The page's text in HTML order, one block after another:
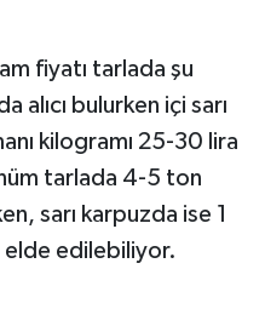
fiyatı tarlada şu
alıcı bulurken içi sarı
kilogramı 25-30 lira
tarlada 4-5 ton
sarı karpuzda ise 1
edilebiliyor.